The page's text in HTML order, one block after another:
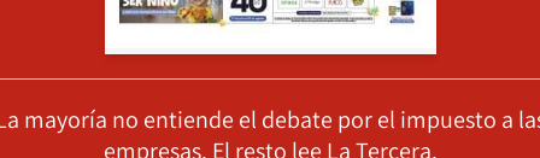
mayoría no entiende el debate por el impuesto a
empresas. El resto lee La Tercera.